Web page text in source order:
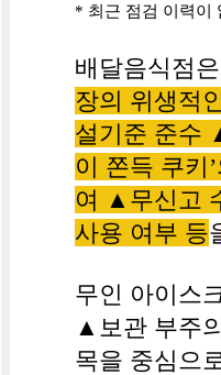
* 최근 점검 이력이
배달음식점
장의 위생적
설기준 준수
이 쫀득 쿠키 ’
여 ▲ 무신고
사용 여부 등
무인 아이스
▲ 보관 부주
목을 중심으